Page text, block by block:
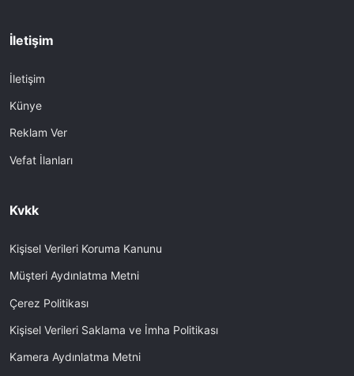
İletişim
İletişim
Künye
Reklam Ver
Vefat İlanları
Kvkk
Kişisel Verileri Koruma Kanunu
Müşteri Aydınlatma Metni
Çerez Politikası
Kişisel Verileri Saklama ve İmha Politikası
Kamera Aydınlatma Metni